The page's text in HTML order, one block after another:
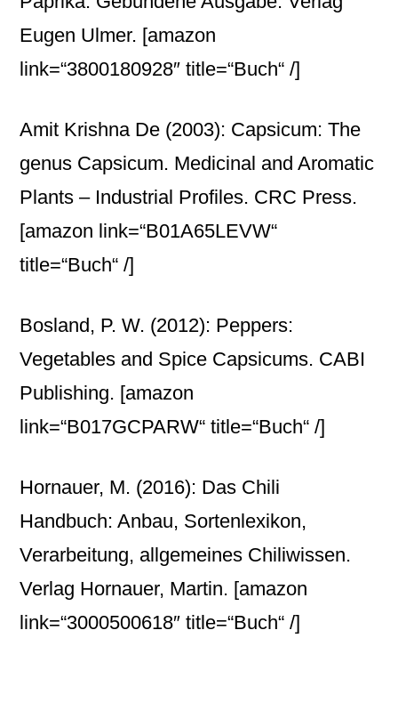
Eugen Ulmer. [amazon
link=“3800180928″ title=“Buch“ /]
Amit Krishna De (2003): Capsicum: The
genus Capsicum. Medicinal and Aromatic
Plants – Industrial Profiles. CRC Press.
[amazon link=“B01A65LEVW“
title=“Buch“ /]
Bosland, P. W. (2012): Peppers:
Vegetables and Spice Capsicums. CABI
Publishing. [amazon
link=“B017GCPARW“ title=“Buch“ /]
Hornauer, M. (2016): Das Chili
Handbuch: Anbau, Sortenlexikon,
Verarbeitung, allgemeines Chiliwissen.
Verlag Hornauer, Martin. [amazon
link=“3000500618″ title=“Buch“ /]